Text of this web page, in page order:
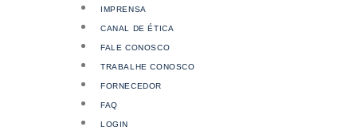
IMPRENSA
CANAL DE ÉTICA
FALE CONOSCO
TRABALHE CONOSCO
FORNECEDOR
FAQ
LOGIN